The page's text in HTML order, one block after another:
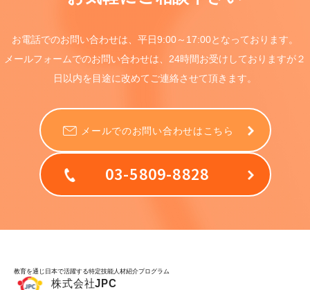
お電話でのお問い合わせは、 平日9:00～17:00となっております。
メールフォームでのお問い合わせは、 24時間お受けしておりますが２
日以内を目途に改めてご連絡させて頂きます。
メールでのお問い合わせはこちら
03-5809-8828
教育を通じ日本で活躍する特定技能人材紹介プログラム